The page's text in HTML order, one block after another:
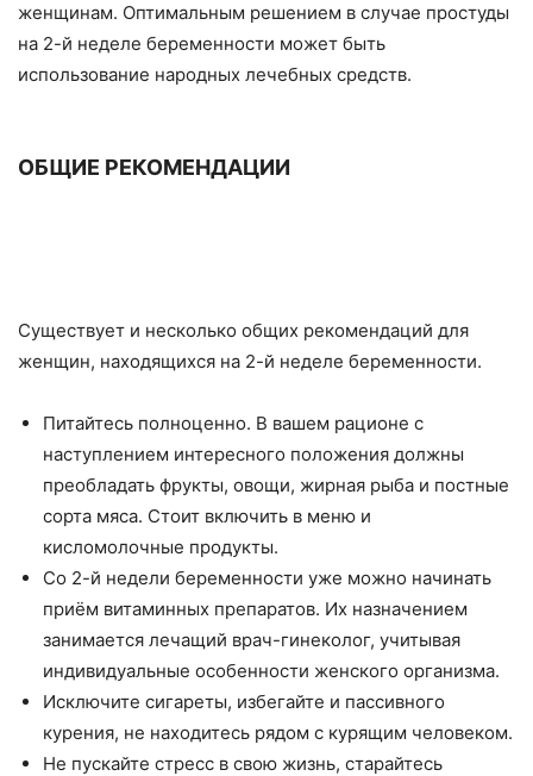
женщинам. Оптимальным решением в случае простуды
на 2-й неделе беременности может быть
использование народных лечебных средств.
ОБЩИЕ РЕКОМЕНДАЦИИ
Существует и несколько общих рекомендаций для
женщин, находящихся на 2-й неделе беременности.
Питайтесь полноценно. В вашем рационе с
наступлением интересного положения должны
преобладать фрукты, овощи, жирная рыба и постные
сорта мяса. Стоит включить в меню и
кисломолочные продукты.
Со 2-й недели беременности уже можно начинать
приём витаминных препаратов. Их назначением
занимается лечащий врач-гинеколог, учитывая
индивидуальные особенности женского организма.
Исключите сигареты, избегайте и пассивного
курения, не находитесь рядом с курящим человеком.
Не пускайте стресс в свою жизнь, старайтесь